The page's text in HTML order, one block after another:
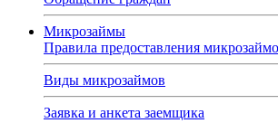
Микрозаймы
Правила предоставления
Виды микрозаймов
Заявка и анкета заемщика